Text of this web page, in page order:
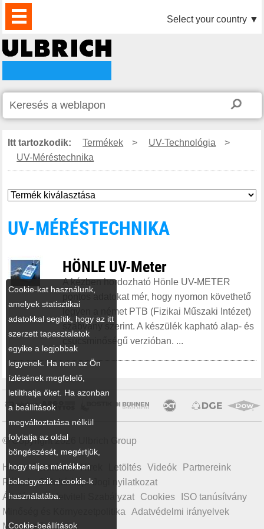
TERMÉKEK
HÍREK
LETÖLTÉS
VIDEÓK
PARTNEREINK
RÓLUNK
KAPCSOLAT Select your country ▼
Itt tartozkodik: Termékek > UV-Technológia
>
UV-Méréstechnika
UV-MÉRÉSTECHNIKA
HÖNLE UV-Meter
A kézben hordozható Hönle UV-METER
pontos adatokat mér, hogy nyomon követhető
legyen a német PTB (Fizikai Műszaki Intézet)
szabvány szerint. A készülék kapható alap- és
csúcsminőségű verzióban. ...
© Copyright 2026 Ulbrich Group
Home Termékek Hírek Letöltés Videók
Partnereink
Rólunk Oldaltérkép Jogi nyilatkozat
Általános Üzletviteli Szabályzat
Cookies
ISO tanúsítvány
Minőség és Környezetpolitika
Adatvédelmi irányelvek
Magatartási kódex
Cookie-kat használunk,
amelyek statisztikai
adatokkal segítik, hogy az itt
szerzett tapasztalatok
egyike a legjobbak
legyenek. Ha nem az Ön
ízlésének megfelelő,
letilthatja őket. Ha azonban
a beállítások
megváltoztatása nélkül
folytatja az oldal
böngészését, megértjük,
hogy teljes mértékben
beleegyezik a cookie-k
használatába.
Cookie-beállítások